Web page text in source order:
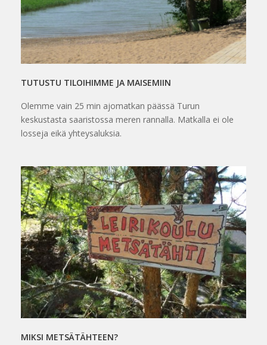
TUTUSTU TILOIHIMME JA MAISEMIIN
Olemme vain 25 min ajomatkan päässä Turun
keskustasta saaristossa meren rannalla. Matkalla ei ole
losseja eikä yhteysaluksia.
MIKSI METSÄTÄHTEEN?